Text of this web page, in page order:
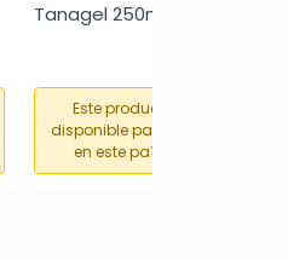
Tanagel 250mg, 20 sobres
Este producto no está
disponible para su compra
en este país o región.